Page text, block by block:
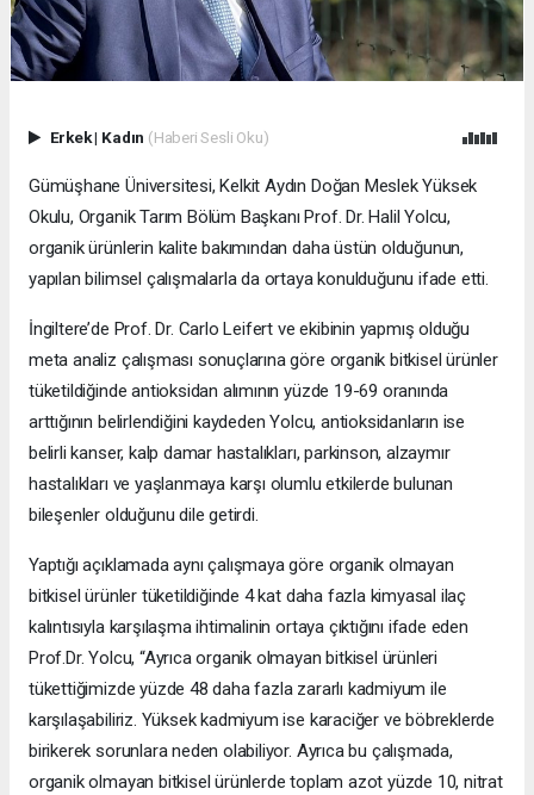
Erkek| Kadın (Haberi Sesli Oku)
Gümüşhane Üniversitesi, Kelkit Aydın Doğan Meslek Yüksek
Okulu, Organik Tarım Bölüm Başkanı Prof. Dr. Halil Yolcu,
organik ürünlerin kalite bakımından daha üstün olduğunun,
yapılan bilimsel çalışmalarla da ortaya konulduğunu ifade etti.
İngiltere’de Prof. Dr. Carlo Leifert ve ekibinin yapmış olduğu
meta analiz çalışması sonuçlarına göre organik bitkisel ürünler
tüketildiğinde antioksidan alımının yüzde 19-69 oranında
arttığının belirlendiğini kaydeden Yolcu, antioksidanların ise
belirli kanser, kalp damar hastalıkları, parkinson, alzaymır
hastalıkları ve yaşlanmaya karşı olumlu etkilerde bulunan
bileşenler olduğunu dile getirdi.
Yaptığı açıklamada aynı çalışmaya göre organik olmayan
bitkisel ürünler tüketildiğinde 4 kat daha fazla kimyasal ilaç
kalıntısıyla karşılaşma ihtimalinin ortaya çıktığını ifade eden
Prof.Dr. Yolcu, “Ayrıca organik olmayan bitkisel ürünleri
tükettiğimizde yüzde 48 daha fazla zararlı kadmiyum ile
karşılaşabiliriz. Yüksek kadmiyum ise karaciğer ve böbreklerde
birikerek sorunlara neden olabiliyor. Ayrıca bu çalışmada,
organik olmayan bitkisel ürünlerde toplam azot yüzde 10, nitrat